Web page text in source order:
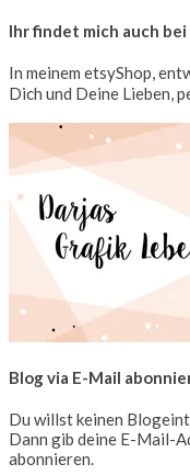
Ihr findet mich auch
In meinem etsyShop,
Dich und Deine Lieben,
Blog via E-Mail
Du willst keinen
Dann gib deine E-Mail-
abonnieren.